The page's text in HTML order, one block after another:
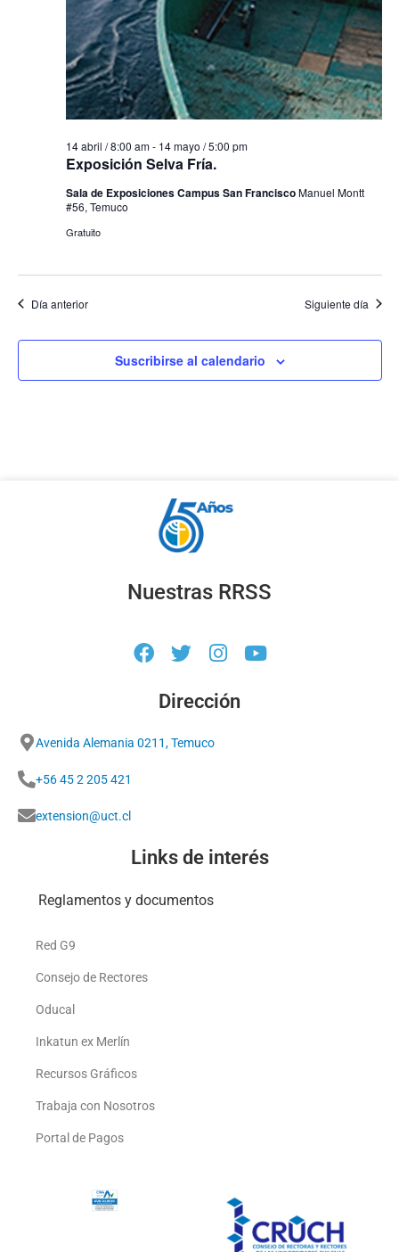
Exposición Selva Fría.
14 abril / 8:00 am- 14 mayo / 5:00 pm
Sala de Exposiciones Campus San FranciscoManuel Montt
#56, Temuco
Gratuito
Día anterior Siguiente día
Suscribirse al calendario
Nuestras RRSS
Dirección
Avenida Alemania 0211, Temuco
+56 45 2 205 421
extension@uct.cl
Links de interés
Reglamentos y documentos
Red G9
Consejo de Rectores
Oducal
Inkatun ex Merlín
Recursos Gráficos
Trabaja con Nosotros
Portal de Pagos